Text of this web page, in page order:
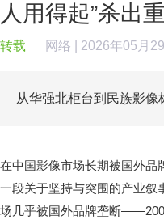
人用得起”杀出
转载 网络 | 2026年05月
从华强北柜台到民族影像
在中国影像市场长期被国外品
一段关于坚持与突围的产业叙
场几乎被国外品牌垄断